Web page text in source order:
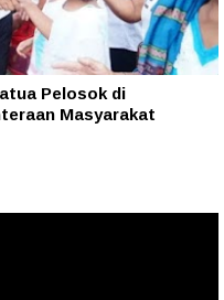
Pelosok di
Masyarakat